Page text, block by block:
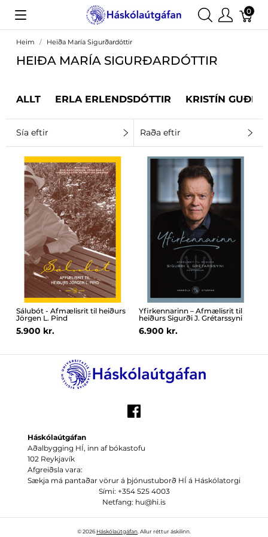
0
Heim Heiða María Sigurðardóttir
HEIÐA MARÍA SIGURÐARDÓTTIR
ALLT ERLA ERLENDSDÓTTIR KRISTÍN
Sía eftir Raða eftir
Sálubót - Afmælisrit til heiðurs
Jörgen L. Pind
5.900 kr.
Yfirkennarinn – Afmælisrit til
heiðurs Sigurði J. Grétarssyni
6.900 kr.
Háskólaútgáfan
Aðalbygging HÍ, inn af bókastofu
102 Reykjavík
Afgreiðsla vara:
Sækja má pantaðar vörur á þjónustuborð HÍ á Háskólatorgi
Sími: +354 525 4003
Netfang: hu@hi.is
© 2026Háskólaútgáfan . Allur réttur áskilinn.